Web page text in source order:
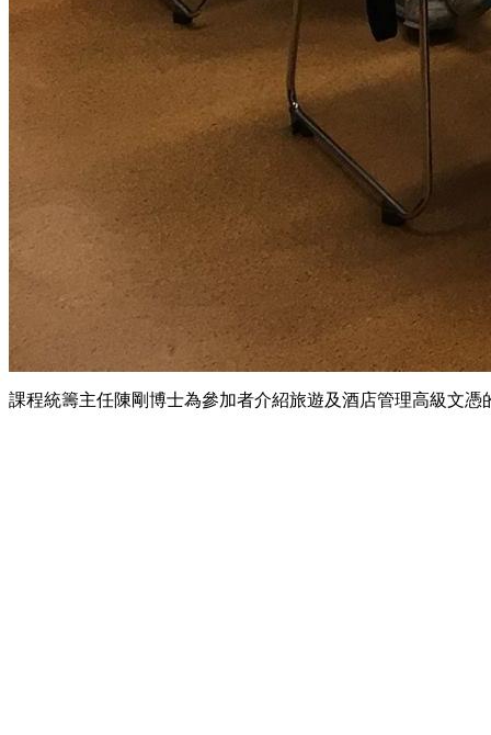
課程統籌主任陳剛博士為參加者介紹旅遊及酒店管理高級文憑